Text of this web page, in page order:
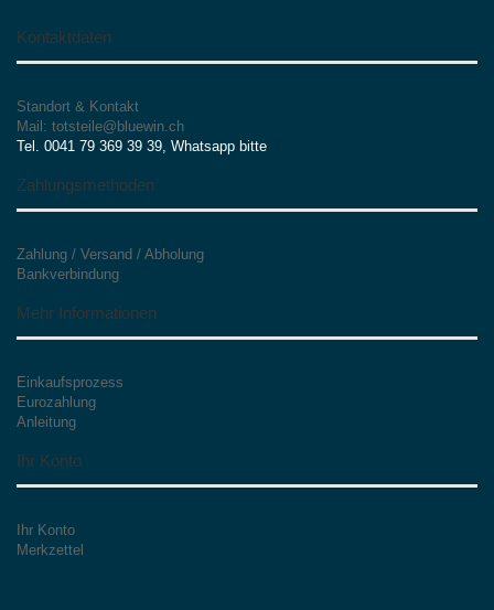
Kontaktdaten
Standort & Kontakt
Mail: totsteile@bluewin.ch
Tel. 0041 79 369 39 39, Whatsapp bitte
Zahlungsmethoden
Zahlung / Versand / Abholung
Bankverbindung
Mehr Informationen
Einkaufsprozess
Eurozahlung
Anleitung
Ihr Konto
Ihr Konto
Merkzettel